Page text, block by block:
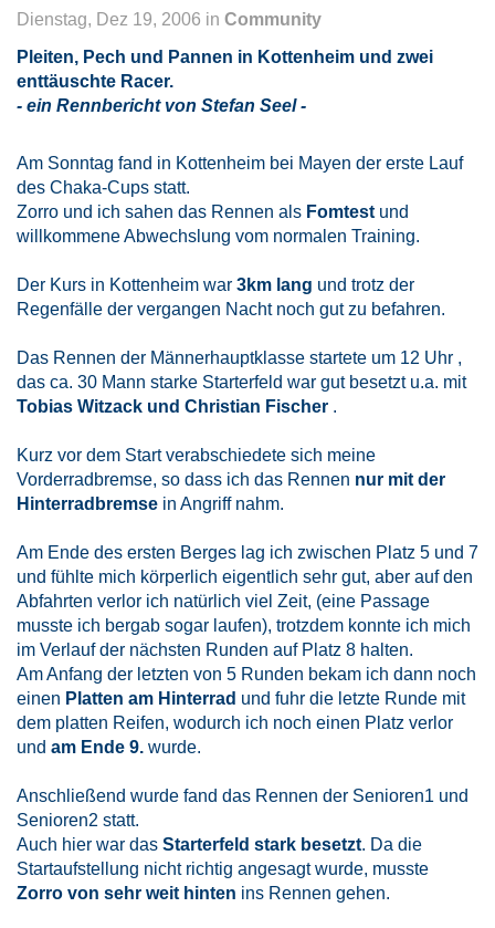
Dienstag, Dez 19, 2006 in Community
Pleiten, Pech und Pannen in Kottenheim und zwei
enttäuschte Racer.
- ein Rennbericht von Stefan Seel -
Am Sonntag fand in Kottenheim bei Mayen der erste Lauf
des Chaka-Cups statt.
Zorro und ich sahen das Rennen als Fomtest und
willkommene Abwechslung vom normalen Training.
Der Kurs in Kottenheim war 3km lang und trotz der
Regenfälle der vergangen Nacht noch gut zu befahren.
Das Rennen der Männerhauptklasse startete um 12 Uhr ,
das ca. 30 Mann starke Starterfeld war gut besetzt u.a. mit
Tobias Witzack und Christian Fischer .
Kurz vor dem Start verabschiedete sich meine
Vorderradbremse, so dass ich das Rennen nur mit der
Hinterradbremse in Angriff nahm.
Am Ende des ersten Berges lag ich zwischen Platz 5 und 7
und fühlte mich körperlich eigentlich sehr gut, aber auf den
Abfahrten verlor ich natürlich viel Zeit, (eine Passage
musste ich bergab sogar laufen), trotzdem konnte ich mich
im Verlauf der nächsten Runden auf Platz 8 halten.
Am Anfang der letzten von 5 Runden bekam ich dann noch
einen Platten am Hinterrad und fuhr die letzte Runde mit
dem platten Reifen, wodurch ich noch einen Platz verlor
und am Ende 9. wurde.
Anschließend wurde fand das Rennen der Senioren1 und
Senioren2 statt.
Auch hier war das Starterfeld stark besetzt. Da die
Startaufstellung nicht richtig angesagt wurde, musste
Zorro von sehr weit hinten ins Rennen gehen.